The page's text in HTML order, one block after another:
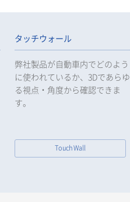
タッチウォール
弊社製品が自動車内でどのよう
に使われているか、3Dであらゆ
る視点・角度から確認できま
す。
Touch Wall